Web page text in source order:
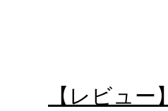
【レビュー】